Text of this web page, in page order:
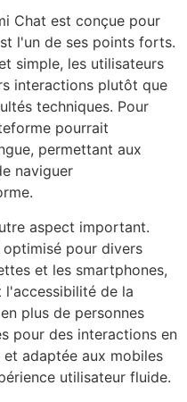
Chat est conçue pour
l'un de ses points forts.
simple, les utilisateurs
interactions plutôt que
techniques. Pour
pourrait
permettant aux
naviguer
aspect important.
optimisé pour divers
et les smartphones,
l'accessibilité de la
plus de personnes
pour des interactions en
adaptée aux mobiles
utilisateur fluide.